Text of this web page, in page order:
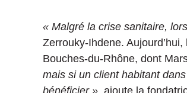
« Malgré la crise sanitaire,
Zerrouky-Ihdene.
Bouches-du-Rhône, dont
mais si un client habitant
bénéficier », ajoute la